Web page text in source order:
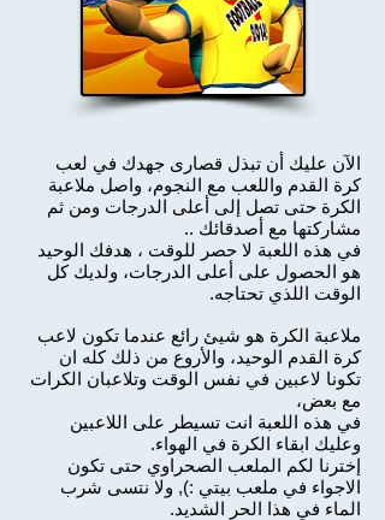
الآن عليك أن تبذل قصارى جهدك في لعب
كرة القدم واللعب مع النجوم، واصل ملاعبة
الكرة حتى تصل إلى أعلى الدرجات ومن ثم
مشاركتها مع أصدقائك ..
في هذه اللعبة لا حصر للوقت ، هدفك الوحيد
هو الحصول على أعلى الدرجات، ولديك كل
الوقت اللذي تحتاجه.
ملاعبة الكرة هو شيئ رائع عندما تكون لاعب
كرة القدم الوحيد، والأروع من ذلك كله ان
تكونا لاعبين في نفس الوقت وتلاعبان الكرات
مع بعض،
في هذه اللعبة انت تسيطر على اللاعبين
وعليك ابقاء الكرة في الهواء.
إخترنا لكم الملعب الصحراوي حتى تكون
الاجواء في ملعب بيتي :), ولا نتسى شرب
الماء في هذا الحر الشديد.